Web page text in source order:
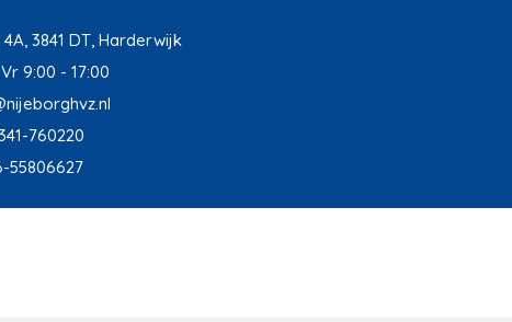
3841 DT, Harderwijk
9:00 - 17:00
760220
55806627